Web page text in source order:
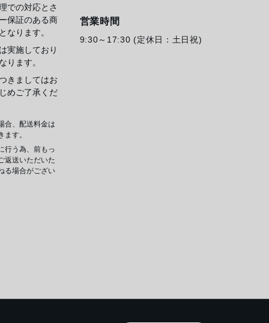
での対応とさ
保証のある商
なります。
実施しており
ります。
きましてはお
めご了承くだ
合、配送料金は
す。
行う為、前もっ
返送いただいた
る場合がござい
営業時間
9:30～17:30 (定休日：土日祝)